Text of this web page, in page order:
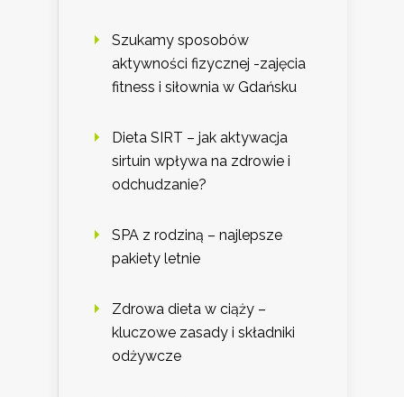
Szukamy sposobów
aktywności fizycznej -zajęcia
fitness i siłownia w Gdańsku
Dieta SIRT – jak aktywacja
sirtuin wpływa na zdrowie i
odchudzanie?
SPA z rodziną – najlepsze
pakiety letnie
Zdrowa dieta w ciąży –
kluczowe zasady i składniki
odżywcze